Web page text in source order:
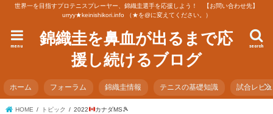
世界一を目指すプロテニスプレーヤー、錦織圭選手を応援しよう！ 【お問い合わせ先】
urryy★keinishikori.info （★を@に変えてください。）
錦織圭を鼻血が出るまで応
援し続けるブログ
search
menu
ホーム フォーラム 錦織圭情報 テニスの基礎知識 試合レビ
HOME トピック 2022 カナダMS🎾